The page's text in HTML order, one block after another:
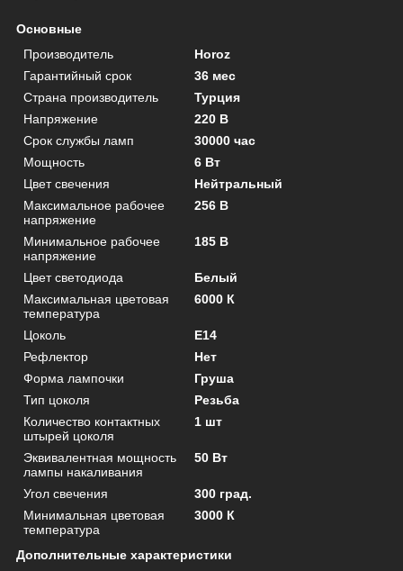
Основные
Производитель
Horoz
Гарантийный срок
36 мес
Страна производитель
Турция
Напряжение
220 В
Срок службы ламп
30000 час
Мощность
6 Вт
Цвет свечения
Нейтральный
Максимальное рабочее
напряжение
256 В
Минимальное рабочее
напряжение
185 В
Цвет светодиода
Белый
Максимальная цветовая
температура
6000 К
Цоколь
E14
Рефлектор
Нет
Форма лампочки
Груша
Тип цоколя
Резьба
Количество контактных
штырей цоколя
1 шт
Эквивалентная мощность
лампы накаливания
50 Вт
Угол свечения
300 град.
Минимальная цветовая
температура
3000 К
Дополнительные характеристики